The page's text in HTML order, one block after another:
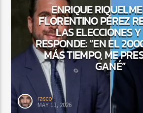
ENRIQUE
FLORENTINO PÉREZ
LAS ELECCIONES
RESPONDE: “EN EL
MÁS TIEMPO, ME
GANÉ”
rasco
MAY 13, 2026